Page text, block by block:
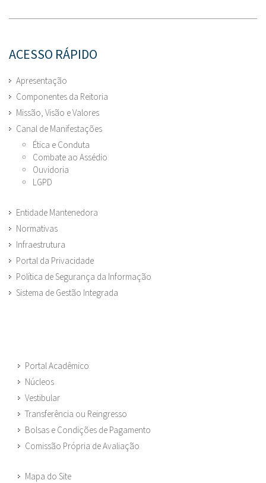
ACESSO RÁPIDO
Apresentação
Componentes da Reitoria
Missão, Visão e Valores
Canal de Manifestações
Ética e Conduta
Combate ao Assédio
Ouvidoria
LGPD
Entidade Mantenedora
Normativas
Infraestrutura
Portal da Privacidade
Política de Segurança da Informação
Sistema de Gestão Integrada
Portal Acadêmico
Núcleos
Vestibular
Transferência ou Reingresso
Bolsas e Condições de Pagamento
Comissão Própria de Avaliação
Mapa do Site